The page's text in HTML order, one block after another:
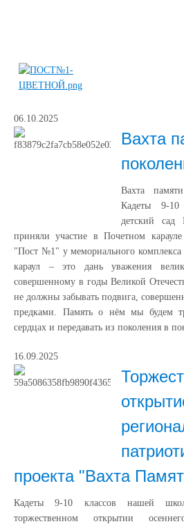
06.10.2025
Вахта
Вахта
Кадеты 9-
детский
приняли участие в Почетном
"Пост №1" у мемориального
караул – это дань уважения
совершенному в годы Великой
не должны забывать подвига,
предками. Память о нём мы будем
сердцах и передавать из поколения в
16.09.2025
проекта "Вахта
Кадеты 9-10 классов нашей
торжественном открытии